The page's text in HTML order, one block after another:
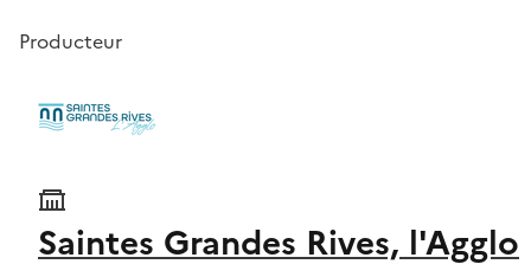
Producteur
Saintes Grandes Rives, l'Agglo